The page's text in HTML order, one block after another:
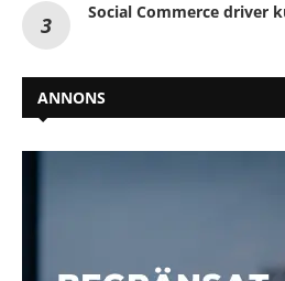
Social Commerce driver
ANNONS